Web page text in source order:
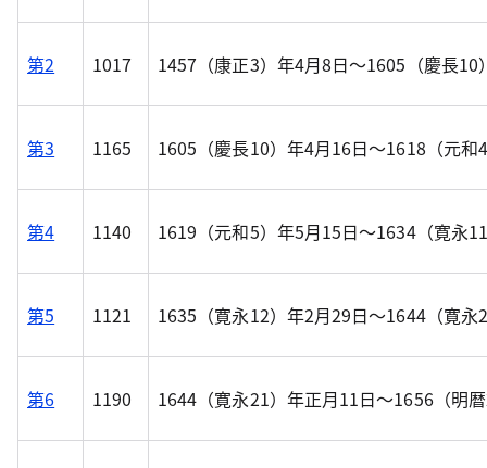
第2 1017 1457（康正3）年4月8日～1605（慶長10
第3 1165 1605（慶長10）年4月16日～1618（元和
第4 1140 1619（元和5）年5月15日～1634（寛永
第5 1121 1635（寛永12）年2月29日～1644（寛永
第6 1190 1644（寛永21）年正月11日～1656（明